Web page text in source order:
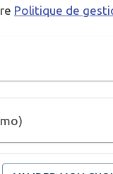
associations/
associations/
Politique de